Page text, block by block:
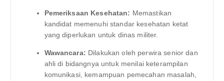
Pemeriksaan Kesehatan: Memastikan
kandidat memenuhi standar kesehatan ketat
yang diperlukan untuk dinas militer.
Wawancara: Dilakukan oleh perwira senior dan
ahli di bidangnya untuk menilai keterampilan
komunikasi, kemampuan pemecahan masalah,